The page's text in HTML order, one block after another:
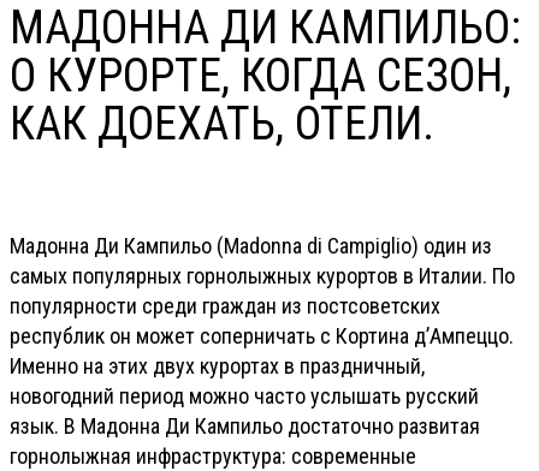
МАДОННА ДИ КАМПИЛЬО:
О КУРОРТЕ, КОГДА СЕЗОН,
КАК ДОЕХАТЬ, ОТЕЛИ.
Мадонна Ди Кампильо (Madonna di Campiglio) один из
самых популярных горнолыжных курортов в Италии. По
популярности среди граждан из постсоветских
республик он может соперничать с Кортина д’Ампеццо.
Именно на этих двух курортах в праздничный,
новогодний период можно часто услышать русский
язык. В Мадонна Ди Кампильо достаточно развитая
горнолыжная инфраструктура: современные